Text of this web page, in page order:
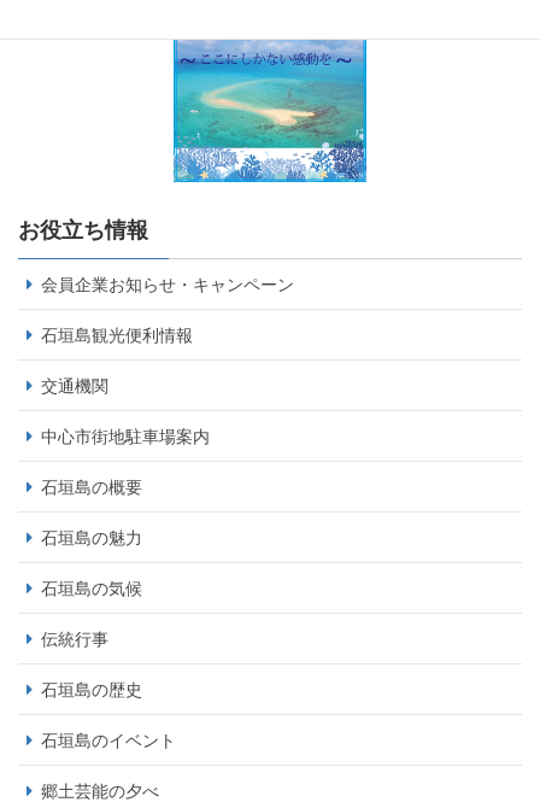
お役立ち情報
会員企業お知らせ・キャンペーン
石垣島観光便利情報
交通機関
中心市街地駐車場案内
石垣島の概要
石垣島の魅力
石垣島の気候
伝統行事
石垣島の歴史
石垣島のイベント
郷土芸能の夕べ